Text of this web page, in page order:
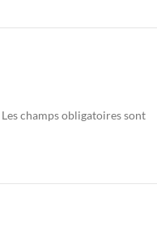
Les champs obligatoires sont